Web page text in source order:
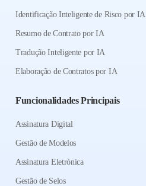
Identificação Inteligente de Risco por IA
Resumo de Contrato por IA
Tradução Inteligente por IA
Elaboração de Contratos por IA
Funcionalidades Principais
Assinatura Digital
Gestão de Modelos
Assinatura Eletrónica
Gestão de Selos